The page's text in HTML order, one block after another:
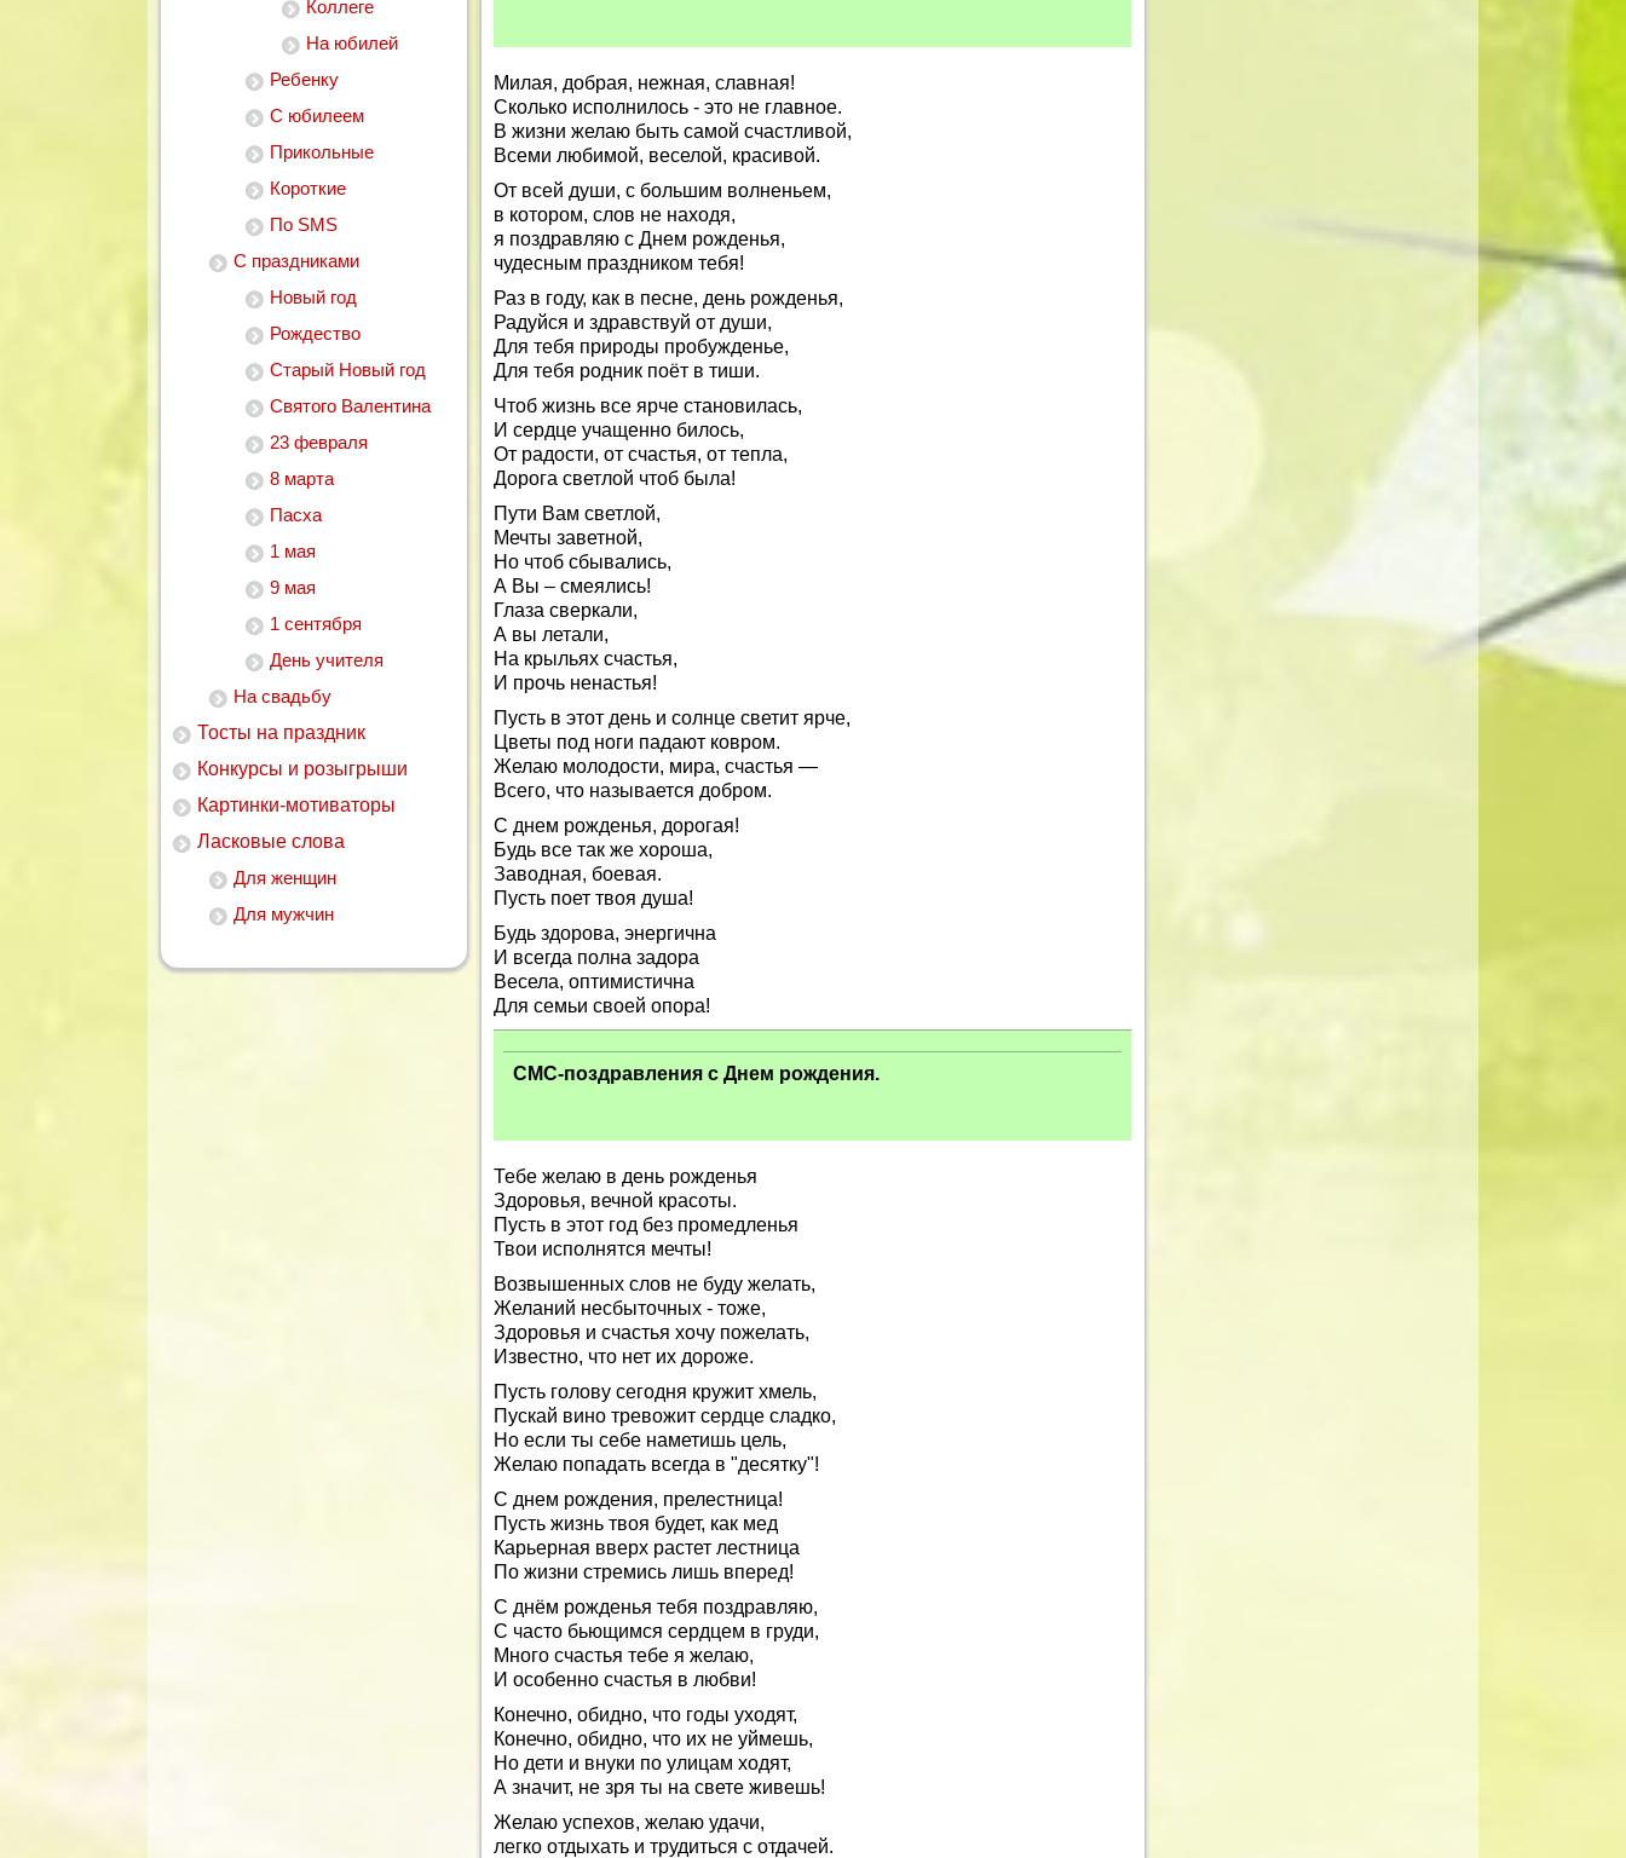
Коллеге
На юбилей
Ребенку
С юбилеем
Прикольные
Короткие
По SMS
С праздниками
Новый год
Рождество
Старый Новый год
Святого Валентина
23 февраля
8 марта
Пасха
1 мая
9 мая
1 сентября
День учителя
На свадьбу
Тосты на праздник
Конкурсы и розыгрыши
Картинки-мотиваторы
Ласковые слова
Для женщин
Для мужчин
Милая, добрая, нежная, славная!
Сколько исполнилось - это не главное.
В жизни желаю быть самой счастливой,
Всеми любимой, веселой, красивой.
От всей души, с большим волненьем,
в котором, слов не находя,
я поздравляю с Днем рожденья,
чудесным праздником тебя!
Раз в году, как в песне, день рожденья,
Радуйся и здравствуй от души,
Для тебя природы пробужденье,
Для тебя родник поёт в тиши.
Чтоб жизнь все ярче становилась,
И сердце учащенно билось,
От радости, от счастья, от тепла,
Дорога светлой чтоб была!
Пути Вам светлой,
Мечты заветной,
Но чтоб сбывались,
А Вы – смеялись!
Глаза сверкали,
А вы летали,
На крыльях счастья,
И прочь ненастья!
Пусть в этот день и солнце светит ярче,
Цветы под ноги падают ковром.
Желаю молодости, мира, счастья —
Всего, что называется добром.
С днем рожденья, дорогая!
Будь все так же хороша,
Заводная, боевая.
Пусть поет твоя душа!
Будь здорова, энергична
И всегда полна задора
Весела, оптимистична
Для семьи своей опора!
СМС-поздравления с Днем рождения.
Тебе желаю в день рожденья
Здоровья, вечной красоты.
Пусть в этот год без промедленья
Твои исполнятся мечты!
Возвышенных слов не буду желать,
Желаний несбыточных - тоже,
Здоровья и счастья хочу пожелать,
Известно, что нет их дороже.
Пусть голову сегодня кружит хмель,
Пускай вино тревожит сердце сладко,
Но если ты себе наметишь цель,
Желаю попадать всегда в "десятку"!
С днем рождения, прелестница!
Пусть жизнь твоя будет, как мед
Карьерная вверх растет лестница
По жизни стремись лишь вперед!
С днём рожденья тебя поздравляю,
С часто бьющимся сердцем в груди,
Много счастья тебе я желаю,
И особенно счастья в любви!
Конечно, обидно, что годы уходят,
Конечно, обидно, что их не уймешь,
Но дети и внуки по улицам ходят,
А значит, не зря ты на свете живешь!
Желаю успехов, желаю удачи,
легко отдыхать и трудиться с отдачей.